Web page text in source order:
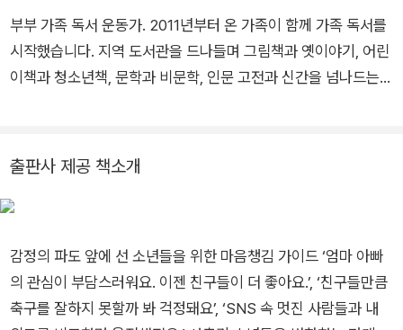
부부 가족 독서 운동가. 2011년부터 온 가족이 함께 가족 독서를
시작했습니다. 지역 도서관을 드나들며 그림책과 옛이야기, 어린
이책과 청소년책, 문학과 비문학, 인문 고전과 신간을 넘나드는
알리고 있습니다. 가족인문학연구소를 운영하며 ‘우리는 서로를
으로는 《중1 독서 습관》, 《탈무드 교육의 힘》, 《엄마의 글쓰기》
ily_hi
출판사 제공 책소개
감정의 파도 앞에 선 소년들을 위한 마음챙김 가이드 ‘엄마 아빠
의 관심이 부담스러워요. 이젠 친구들이 더 좋아요.’, ‘친구들만큼
축구를 잘하지 못할까 봐 걱정돼요’, ‘SNS 속 멋진 사람들과 내